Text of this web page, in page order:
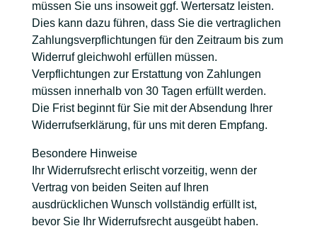
müssen Sie uns insoweit ggf. Wertersatz leisten.
Dies kann dazu führen, dass Sie die vertraglichen
Zahlungsverpflichtungen für den Zeitraum bis zum
Widerruf gleichwohl erfüllen müssen.
Verpflichtungen zur Erstattung von Zahlungen
müssen innerhalb von 30 Tagen erfüllt werden.
Die Frist beginnt für Sie mit der Absendung Ihrer
Widerrufserklärung, für uns mit deren Empfang.
Besondere Hinweise
Ihr Widerrufsrecht erlischt vorzeitig, wenn der
Vertrag von beiden Seiten auf Ihren
ausdrücklichen Wunsch vollständig erfüllt ist,
bevor Sie Ihr Widerrufsrecht ausgeübt haben.